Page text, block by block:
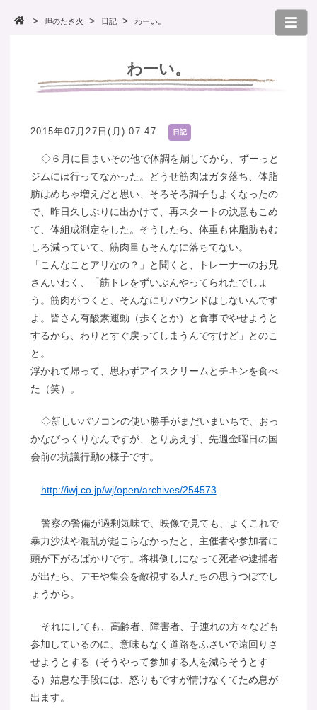
岬のたき火 日記 わーい。
わーい。
2015年07月27日(月) 07:47 日記
◇６月に目まいその他で体調を崩してから、ずーっと
ジムには行ってなかった。どうせ筋肉はガタ落ち、体脂
肪はめちゃ増えだと思い、そろそろ調子もよくなったの
で、昨日久しぶりに出かけて、再スタートの決意もこめ
て、体組成測定をした。そうしたら、体重も体脂肪もむ
しろ減っていて、筋肉量もそんなに落ちてない。
「こんなことアリなの？」と聞くと、トレーナーのお兄
さんいわく、「筋トレをずいぶんやってられたでしょ
う。筋肉がつくと、そんなにリバウンドはしないんです
よ。皆さん有酸素運動（歩くとか）と食事でやせようと
するから、わりとすぐ戻ってしまうんですけど」とのこ
と。
浮かれて帰って、思わずアイスクリームとチキンを食べ
た（笑）。
◇新しいパソコンの使い勝手がまだいまいちで、おっ
かなびっくりなんですが、とりあえず、先週金曜日の国
会前の抗議行動の様子です。
http://iwj.co.jp/wj/open/archives/254573
警察の警備が過剰気味で、映像で見ても、よくこれで
暴力沙汰や混乱が起こらなかったと、主催者や参加者に
頭が下がるばかりです。将棋倒しになって死者や逮捕者
が出たら、デモや集会を敵視する人たちの思うつぼでし
ょうから。
それにしても、高齢者、障害者、子連れの方々なども
参加しているのに、意味もなく道路をふさいで遠回りさ
せようとする（そうやって参加する人を減らそうとす
る）姑息な手段には、怒りもですが情けなくてため息が
出ます。